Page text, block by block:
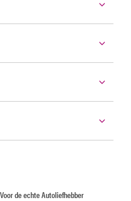
de echte Autoliefhebber